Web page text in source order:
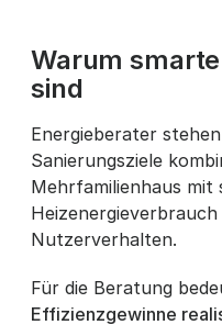
Warum
sind
Energieberater
Sanierungsziele
Mehrfamilienhaus
Nutzerverhalten.
Für die Beratung
Effizienzgewinne